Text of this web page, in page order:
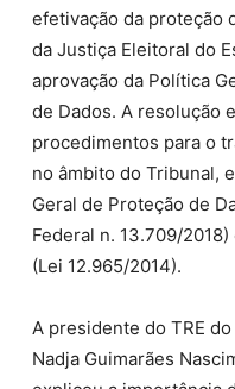
efetivação da proteção
da Justiça Eleitoral do
aprovação da Política
de Dados. A resolução
procedimentos para o
no âmbito do Tribunal,
Geral de Proteção de
Federal n. 13.709/
(Lei 12.965/2014).
A presidente do TRE
Nadja Guimarães